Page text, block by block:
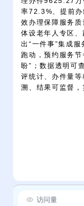
率72.3%、提前
效办理保障服务
体设老年人专区
出“一件事”集成
跑动，预约服务
盼”；数据透明可
评统计、办件量
溯、结果可监督，
访问量